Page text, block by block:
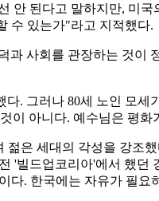
안 된다고 말하지만, 미
수 있는가"라고 지적했다.
과 사회를 관장하는 것
. 그러나 80세 노인 모
이 아니다. 예수님은 평
젊은 세대의 각성을 강조
'빌드업코리아'에서 했
다. 한국에는 자유가 필요